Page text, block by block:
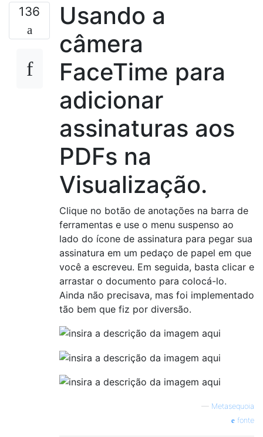
136
Usando a
câmera
FaceTime para
adicionar
assinaturas aos
PDFs na
Visualização.
Clique no botão de anotações na barra de
ferramentas e use o menu suspenso ao
lado do ícone de assinatura para pegar sua
assinatura em um pedaço de papel em que
você a escreveu. Em seguida, basta clicar e
arrastar o documento para colocá-lo.
Ainda não precisava, mas foi implementado
tão bem que fiz por diversão.
— Metasequoia
fonte